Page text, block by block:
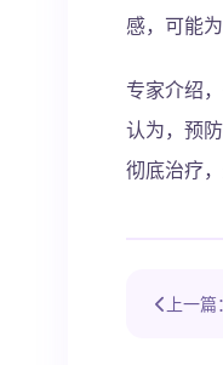
感，可能
专家介绍
认为，预
彻底治疗
上一